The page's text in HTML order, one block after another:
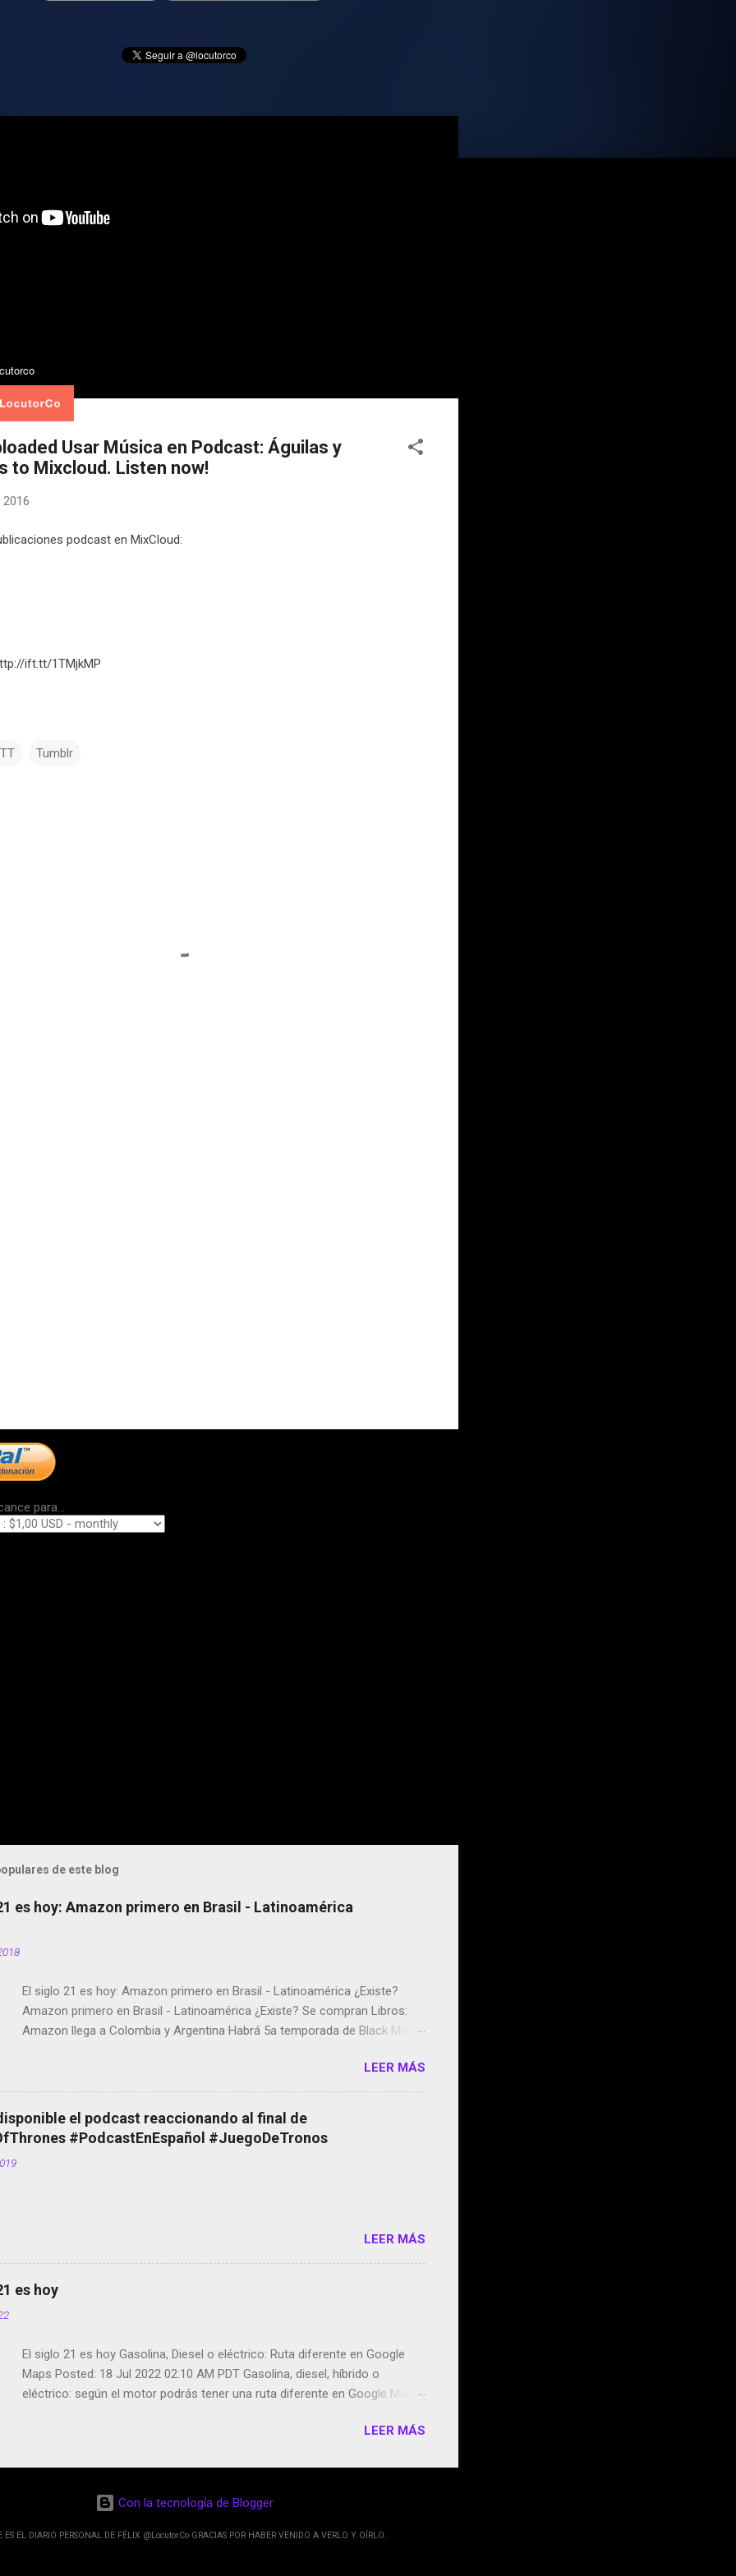
Usar Música en Podcast: Águilas y
to Mixcloud. Listen now!
podcast en MixCloud:
ift.tt/1TMjkMP
Tumblr
para...
de este blog
es hoy: Amazon primero en Brasil - Latinoamérica
El siglo 21 es hoy: Amazon primero en Brasil - Latinoamérica ¿Existe?
Amazon primero en Brasil - Latinoamérica ¿Existe? Se compran Libros:
Amazon llega a Colombia y Argentina Habrá 5a temporada de Black Mirror
copyright en Instagram Música y vídeo selfies en la red social Riddley
Scott saca a Kevin Spacey de su película Francisco regaña a los que usan
el smartphone en sus misas La serie de la Tierra Media GoBee - StartUp
de bicicletas de alquiler Stop Motion en Instagram Vodafone: me siento
tumbado. Amazon Music: Chingo yo, chingas tu... http://amzn.to/2z1UkPK
LEER MÁS
el podcast reaccionando al final de
#PodcastEnEspañol #JuegoDeTronos
LEER MÁS
es hoy
El siglo 21 es hoy Gasolina, Diesel o eléctrico: Ruta diferente en Google
Maps Posted: 18 Jul 2022 02:10 AM PDT Gasolina, diesel, híbrido o
eléctrico: según el motor podrás tener una ruta diferente en Google Maps.
de esos sentidos es lo que hacen los desarrolladores de Alphabet, la
Google Maps con lo que informamos los usuarios reseñas del lugares
indicaciones p...
LEER MÁS
Con la tecnología de Blogger
ES EL DIARIO PERSONAL DE FÉLIX @LocutorCo GRACIAS POR HABER VENIDO A VERLO Y OÍRLO.